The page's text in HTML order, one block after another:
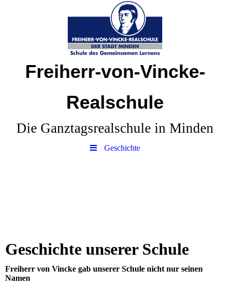
Freiherr-von-Vincke-
Realschule
Die Ganztagsrealschule in Minden
Geschichte
Geschichte unserer Schule
Freiherr von Vincke gab unserer Schule nicht nur seinen
Namen